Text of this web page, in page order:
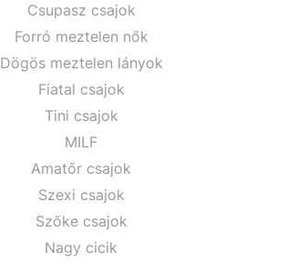
Csupasz csajok
Forró meztelen nők
Dögös meztelen lányok
Fiatal csajok
Tini csajok
MILF
Amatőr csajok
Szexi csajok
Szőke csajok
Nagy cicik